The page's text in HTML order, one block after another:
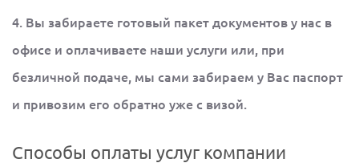
4. Вы забираете готовый пакет документов у нас в
офисе и оплачиваете наши услуги или, при
безличной подаче, мы сами забираем у Вас паспорт
и привозим его обратно уже с визой.
Способы оплаты услуг компании